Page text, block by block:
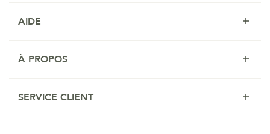
AIDE
À PROPOS
SERVICE CLIENT